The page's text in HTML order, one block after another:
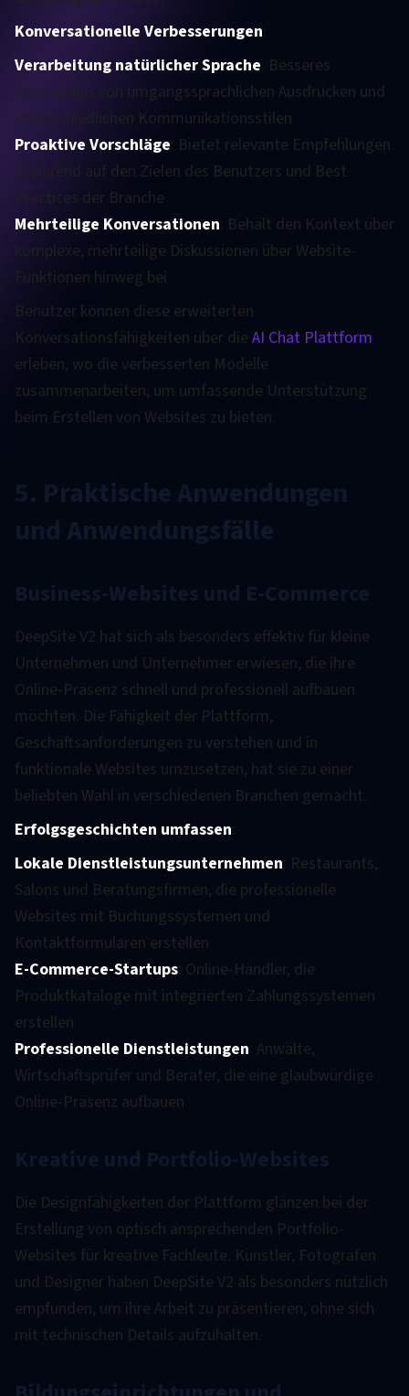
Konversationelle Verbesserungen:
Verarbeitung natürlicher Sprache: Besseres
Verständnis von umgangssprachlichen Ausdrücken und
unterschiedlichen Kommunikationsstilen
Proaktive Vorschläge: Bietet relevante Empfehlungen
basierend auf den Zielen des Benutzers und Best
Practices der Branche
Mehrteilige Konversationen: Behält den Kontext über
komplexe, mehrteilige Diskussionen über Website-
Funktionen hinweg bei
Benutzer können diese erweiterten
Konversationsfähigkeiten über die AI Chat Plattform
erleben, wo die verbesserten Modelle
zusammenarbeiten, um umfassende Unterstützung
beim Erstellen von Websites zu bieten.
5. Praktische Anwendungen
und Anwendungsfälle
Business-Websites und E-Commerce
DeepSite V2 hat sich als besonders effektiv für kleine
Unternehmen und Unternehmer erwiesen, die ihre
Online-Präsenz schnell und professionell aufbauen
möchten. Die Fähigkeit der Plattform,
Geschäftsanforderungen zu verstehen und in
funktionale Websites umzusetzen, hat sie zu einer
beliebten Wahl in verschiedenen Branchen gemacht.
Erfolgsgeschichten umfassen:
Lokale Dienstleistungsunternehmen: Restaurants,
Salons und Beratungsfirmen, die professionelle
Websites mit Buchungssystemen und
Kontaktformularen erstellen
E-Commerce-Startups: Online-Händler, die
Produktkataloge mit integrierten Zahlungssystemen
erstellen
Professionelle Dienstleistungen: Anwälte,
Wirtschaftsprüfer und Berater, die eine glaubwürdige
Online-Präsenz aufbauen
Kreative und Portfolio-Websites
Die Designfähigkeiten der Plattform glänzen bei der
Erstellung von optisch ansprechenden Portfolio-
Websites für kreative Fachleute. Künstler, Fotografen
und Designer haben DeepSite V2 als besonders nützlich
empfunden, um ihre Arbeit zu präsentieren, ohne sich
mit technischen Details aufzuhalten.